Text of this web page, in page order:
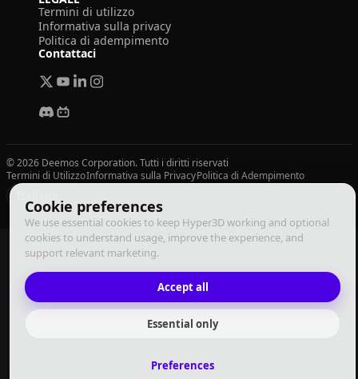
Cookie preferences
We use essential cookies to keep Hyper3D working and optional
cookies to understand usage, improve the experience, and
support relevant marketing.
Accept all
Essential only
Preferences
Termini di utilizzo
Informativa sulla privacy
Politica di adempimento
Contattaci
© 2026 Deemos Corporation. Tutti i diritti riservati
Termini di UtilizzoInformativa sulla PrivacyPolitica di Adempimento